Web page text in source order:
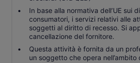
In base alla normativa dell’UE sui
consumatori, i servizi relativi alle
soggetti al diritto di recesso. Si
cancellazione del fornitore.
Questa attività è fornita da un
un soggetto che opera nell’ambito